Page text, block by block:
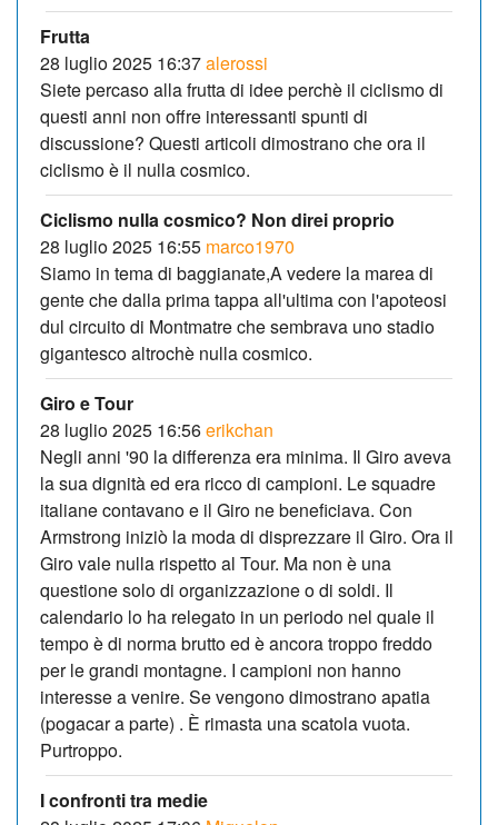
Frutta
28 luglio 2025 16:37alerossi
Siete percaso alla frutta di idee perchè il ciclismo di
questi anni non offre interessanti spunti di
discussione? Questi articoli dimostrano che ora il
ciclismo è il nulla cosmico.
Ciclismo nulla cosmico? Non direi proprio
28 luglio 2025 16:55 marco1970
Siamo in tema di baggianate,A vedere la marea di
gente che dalla prima tappa all'ultima con l'apoteosi
dul circuito di Montmatre che sembrava uno stadio
gigantesco altrochè nulla cosmico.
Giro e Tour
28 luglio 2025 16:56erikchan
Negli anni '90 la differenza era minima. Il Giro aveva
la sua dignità ed era ricco di campioni. Le squadre
italiane contavano e il Giro ne beneficiava. Con
Armstrong iniziò la moda di disprezzare il Giro. Ora il
Giro vale nulla rispetto al Tour. Ma non è una
questione solo di organizzazione o di soldi. Il
calendario lo ha relegato in un periodo nel quale il
tempo è di norma brutto ed è ancora troppo freddo
per le grandi montagne. I campioni non hanno
interesse a venire. Se vengono dimostrano apatia
(pogacar a parte) . È rimasta una scatola vuota.
Purtroppo.
I confronti tra medie